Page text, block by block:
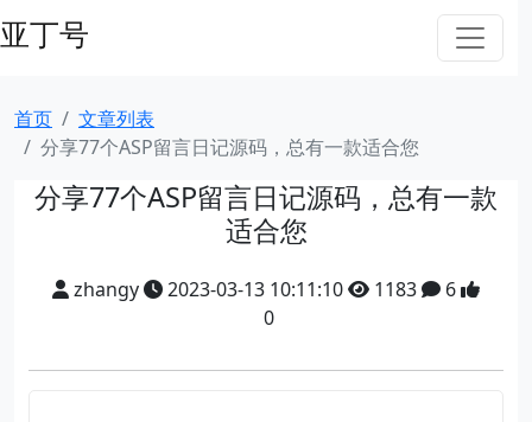
亚丁号
首页
文章列表
分享77个ASP留言日记源码，总有一款适合您
分享77个ASP留言日记源码，总有一款
适合您
zhangy 2023-03-13 10:11:10 1183
6
0